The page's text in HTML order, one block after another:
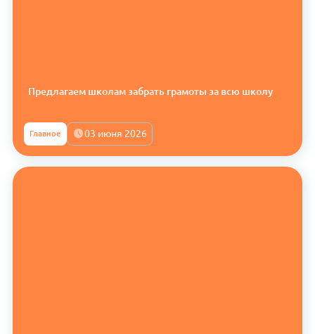
Предлагаем школам забрать грамоты за всю школу
Главное 03 июня 2026